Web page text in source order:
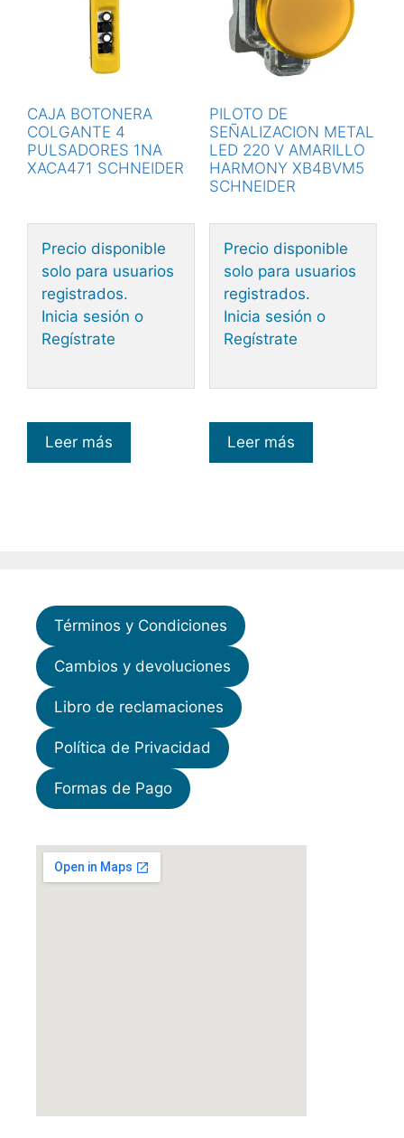
CAJA BOTONERA
COLGANTE 4
PULSADORES 1NA
XACA471 SCHNEIDER
Precio disponible
solo para usuarios
registrados.
Inicia sesión o
Regístrate
Leer más
PILOTO DE
SEÑALIZACION METAL
LED 220 V AMARILLO
HARMONY XB4BVM5
SCHNEIDER
Precio disponible
solo para usuarios
registrados.
Inicia sesión o
Regístrate
Leer más
Términos y Condiciones
Cambios y devoluciones
Libro de reclamaciones
Política de Privacidad
Formas de Pago